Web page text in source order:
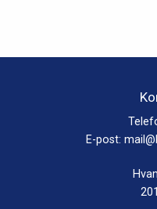
E-post: